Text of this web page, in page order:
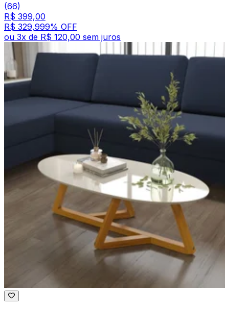
(66)
R$ 399,00
R$ 329,999% OFF
ou 3x de R$ 120,00 sem juros